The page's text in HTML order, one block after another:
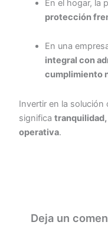
En el hogar, la
protección
En una
integral con
cumplimiento
Invertir en la solución
significa
operativa.
Deja un